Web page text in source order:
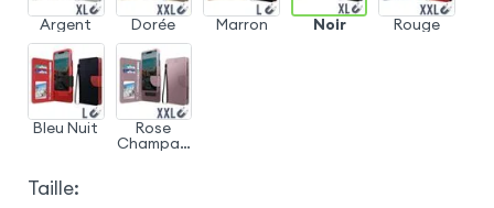
Argent Dorée Marron Noir Rouge
Bleu Nuit Rose
Champag
Taille: